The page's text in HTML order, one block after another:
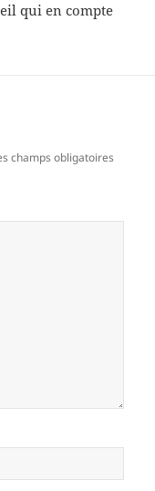
qui en compte
champs obligatoires